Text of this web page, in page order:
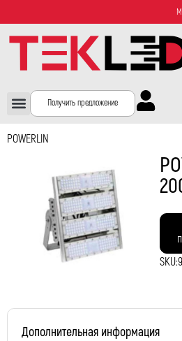
Получить предложение
POWERLIN
SKU:
Дополнительная информация